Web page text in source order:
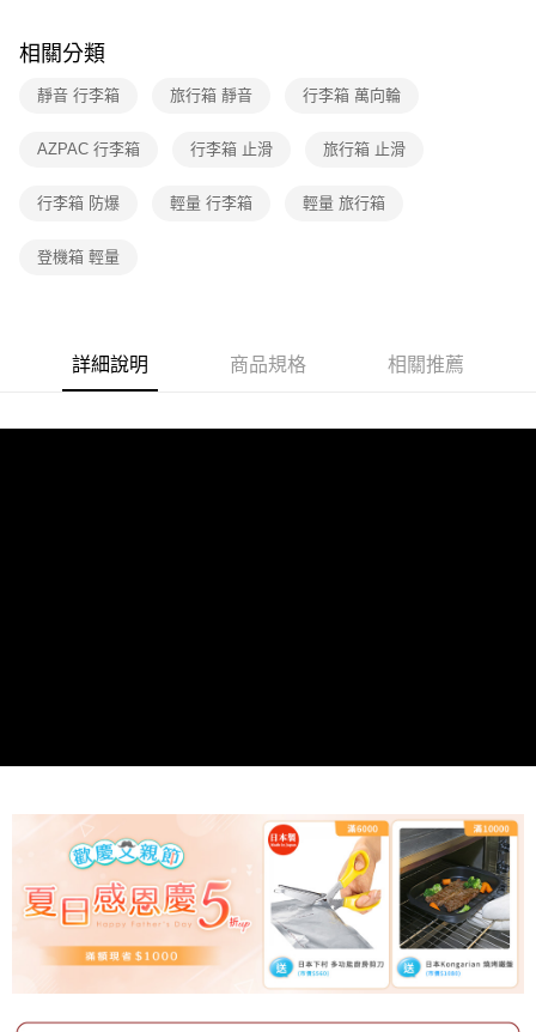
買賣價金債權讓與本公司後，依約使用本公司帳單繳交帳款。
2.基於同意付款使用「大哥付你分期」之契約關係目的，商店將以您的個人
資料（包含姓名、電話或地址）提供予台灣大哥大進項蒐集、處理及利用，
相關分類
靜音 行李箱 旅行箱 靜音 行李箱 萬向輪
AZPAC 行李箱 行李箱 止滑 旅行箱 止滑
行李箱 防爆 輕量 行李箱 輕量 旅行箱
登機箱 輕量
詳細說明 商品規格 相關推薦